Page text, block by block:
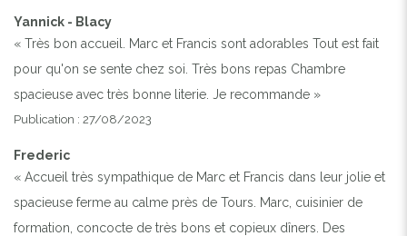
Yannick - Blacy
« Très bon accueil. Marc et Francis sont adorables Tout est fait
pour qu'on se sente chez soi. Très bons repas Chambre
spacieuse avec très bonne literie. Je recommande »
Publication : 27/08/2023
Frederic
« Accueil très sympathique de Marc et Francis dans leur jolie et
spacieuse ferme au calme près de Tours. Marc, cuisinier de
formation, concocte de très bons et copieux dîners. Des